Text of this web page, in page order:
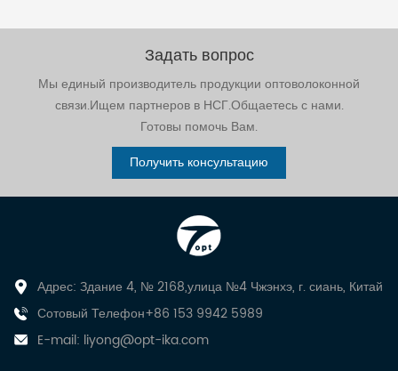
Задать вопрос
Мы единый производитель продукции оптоволоконной
связи.Ищем партнеров в НСГ.Общаетесь с нами.
Готовы помочь Вам.
Получить консультацию
Адрес: Здание 4, № 2168,улица №4 Чжэнхэ, г. сиань, Китай
Сотовый Телефон+86 153 9942 5989
E-mail: liyong@opt-ika.com